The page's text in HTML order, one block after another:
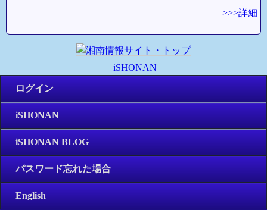
>>>詳細
iSHONAN
ログイン
iSHONAN
iSHONAN BLOG
パスワード忘れた場合
English